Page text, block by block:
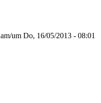
am/um Do, 16/05/2013 - 08:01